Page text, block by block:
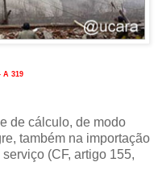
A 319
de cálculo, de modo
também na importação
(CF, artigo 155,